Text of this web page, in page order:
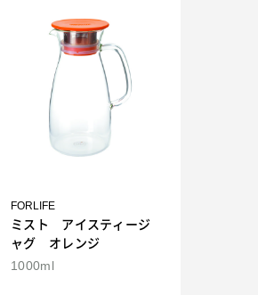
FORLIFE
ミスト アイスティージ
ャグ オレンジ
1000ml